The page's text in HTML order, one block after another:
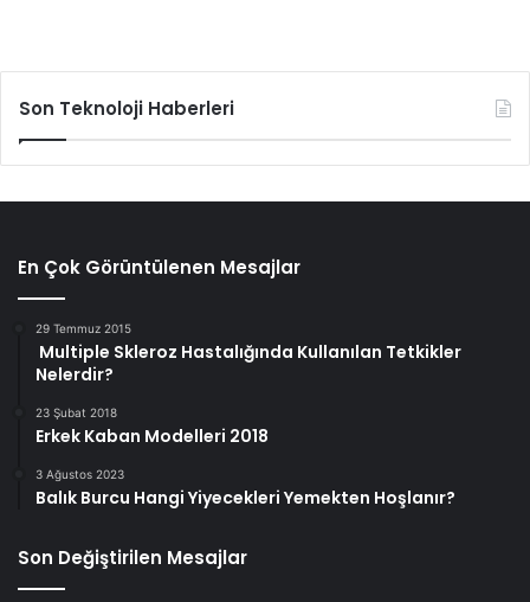
Son Teknoloji Haberleri
En Çok Görüntülenen Mesajlar
29 Temmuz 2015
Multiple Skleroz Hastalığında Kullanılan Tetkikler
Nelerdir?
23 Şubat 2018
Erkek Kaban Modelleri 2018
3 Ağustos 2023
Balık Burcu Hangi Yiyecekleri Yemekten Hoşlanır?
Son Değiştirilen Mesajlar